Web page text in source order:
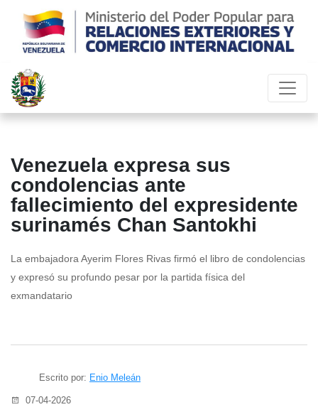
Venezuela expresa sus
condolencias ante
fallecimiento del expresidente
surinamés Chan Santokhi
La embajadora Ayerim Flores Rivas firmó el libro de condolencias
y expresó su profundo pesar por la partida física del
exmandatario
Escrito por: Enio Meleán
07-04-2026